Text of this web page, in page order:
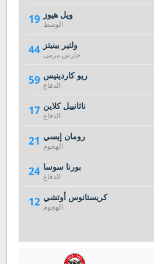
19 ويل هيوز
الوسط
44 ولتير بينيتز
حارس مرمى
59 ريو كاردينيس
الدفاع
17 ناثانييل كلاين
الدفاع
21 رومان إيسي
الهجوم
24 بورنا سوسا
الدفاع
12 كريستانوس أوتشي
الهجوم